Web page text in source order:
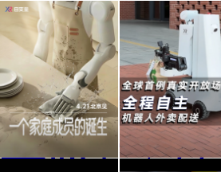
世界
模型
正在
机器
人，
也要